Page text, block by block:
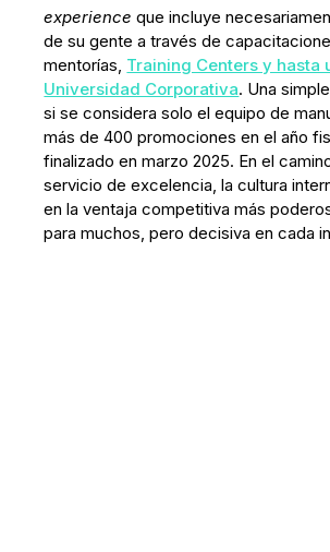
experienceque incluye
de su gente a través de
mentorías, Training Centers y hasta
Universidad Corporativa. Una
si se considera solo el equipo de
más de 400 promociones en el año
finalizado en marzo 2025. En el
servicio de excelencia, la cultura
en la ventaja competitiva más
para muchos, pero decisiva en cada